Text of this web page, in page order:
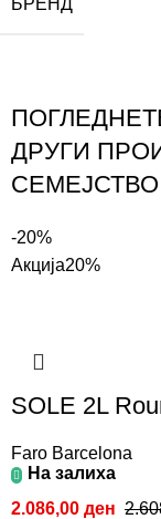
ДРУГИ
СЕМЕЈСТВО
-20%
Акција20%
SOLE 2L
Faro Barcelona
На залиха
2.086,00 ден